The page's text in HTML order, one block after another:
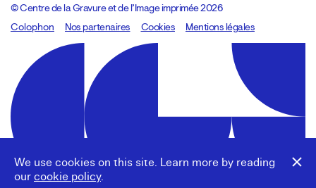
We use cookies on this site. Learn more by reading
our cookie policy.
© Centre de la Gravure et de l’Image imprimée 2026
Colophon
Design:Marcel Kaczmarek, code:8080.studio
Nos partenaires Cookies Mentions légales